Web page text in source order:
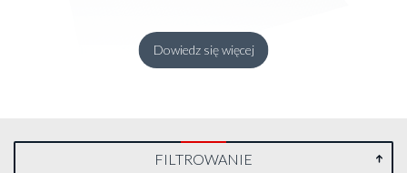
powierzchnia antypoślizgowa,obowiązkowa
pozycja dla każdego domu
Dowiedz się więcej
FILTROWANIE